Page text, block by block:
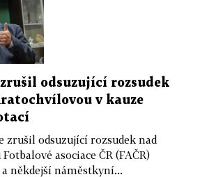
odsuzující rozsudek
v kauze
zrušil odsuzující rozsudek nad
asociace ČR (FAČR)
někdejší náměstkyní...